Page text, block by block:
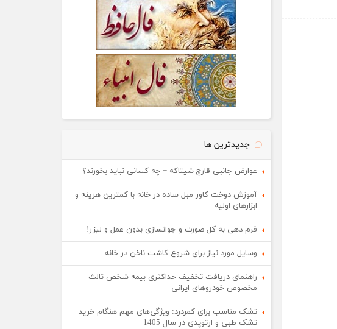
جدیدترین ها
عوارض جانبی قارچ شیتاکه + چه کسانی نباید بخورند؟
آموزش دوخت کاور مبل ساده در خانه با کمترین هزینه و
ابزارهای اولیه
فرم دهی به کل صورت و جوانسازی بدون عمل و لیزر!
وسایل مورد نیاز برای شروع کاشت ناخن در خانه
راهنمای دریافت تخفیف حداکثری بیمه شخص ثالث
مخصوص خودروهای ایرانی
تشک مناسب برای کمردرد: ویژگی‌های مهم هنگام خرید
تشک طبی و ارتوپدی در سال 1405